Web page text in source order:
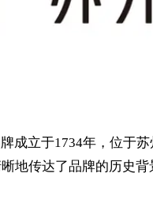
成立于1734年，位于
地传达了品牌的历史